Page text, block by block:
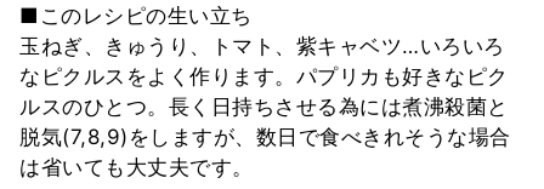
■このレシピの生い立ち
玉ねぎ、きゅうり、トマト、紫キャベツ…いろいろ
なピクルスをよく作ります。パプリカも好きなピク
ルスのひとつ。長く日持ちさせる為には煮沸殺菌と
脱気(7,8,9)をしますが、数日で食べきれそうな場合
は省いても大丈夫です。